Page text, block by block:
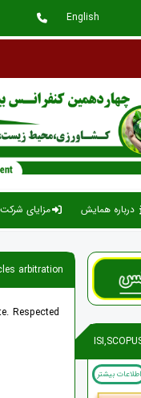
English
درباره همایش مزایای
اطلاعات بیشتر
arbitration
Respected